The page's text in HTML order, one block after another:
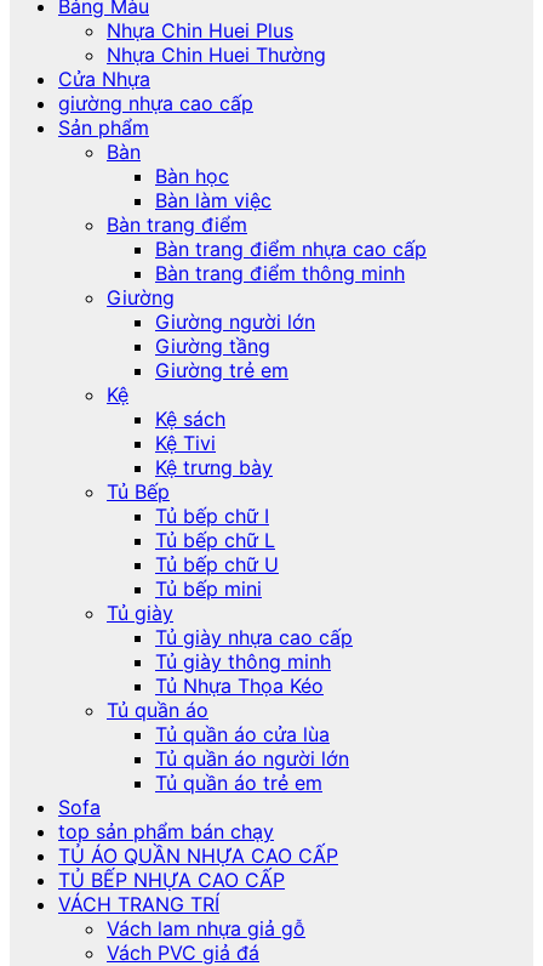
Bảng Màu
Nhựa Chin Huei Plus
Nhựa Chin Huei Thường
Cửa Nhựa
giường nhựa cao cấp
Sản phẩm
Bàn
Bàn học
Bàn làm việc
Bàn trang điểm
Bàn trang điểm nhựa cao cấp
Bàn trang điểm thông minh
Giường
Giường người lớn
Giường tầng
Giường trẻ em
Kệ
Kệ sách
Kệ Tivi
Kệ trưng bày
Tủ Bếp
Tủ bếp chữ I
Tủ bếp chữ L
Tủ bếp chữ U
Tủ bếp mini
Tủ giày
Tủ giày nhựa cao cấp
Tủ giày thông minh
Tủ Nhựa Thọa Kéo
Tủ quần áo
Tủ quần áo cửa lùa
Tủ quần áo người lớn
Tủ quần áo trẻ em
Sofa
top sản phẩm bán chạy
TỦ ÁO QUẦN NHỰA CAO CẤP
TỦ BẾP NHỰA CAO CẤP
VÁCH TRANG TRÍ
Vách lam nhựa giả gỗ
Vách PVC giả đá